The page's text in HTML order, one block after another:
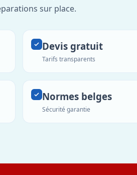
sur place.
Devis gratuit
Tarifs transparents
Normes belges
Sécurité garantie